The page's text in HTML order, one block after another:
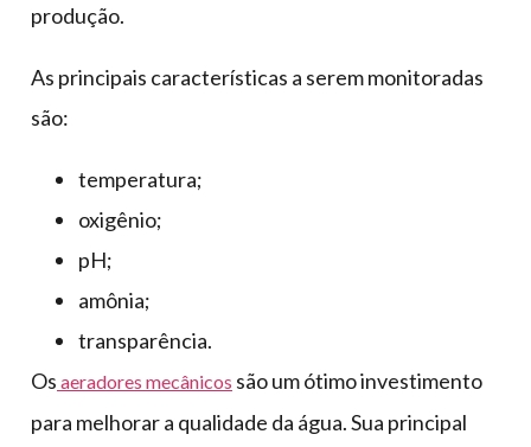
produção.
As principais características a serem monitoradas
são:
temperatura;
oxigênio;
pH;
amônia;
transparência.
Os aeradores mecânicos são um ótimo investimento
para melhorar a qualidade da água. Sua principal